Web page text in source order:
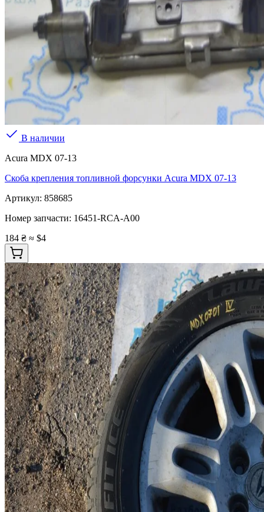
В наличии
Acura MDX 07-13
Скоба крепления топливной форсунки Acura MDX 07-13
Артикул: 858685
Номер запчасти: 16451-RCA-A00
184 ₴ ≈ $4